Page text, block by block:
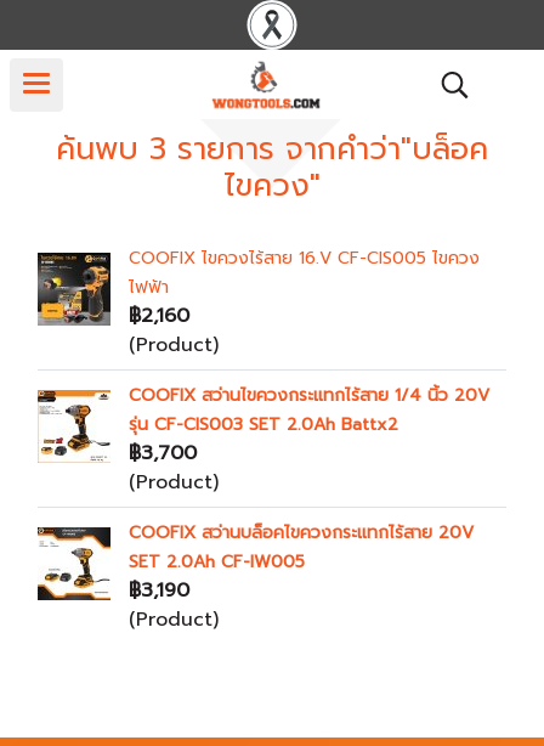
ค้นพบ 3 รายการ จากคำว่า"บล็อค
ไขควง"
COOFIX ไขควงไร้สาย 16.V CF-CIS005 ไขควง
ไฟฟ้า
฿2,160
(Product)
COOFIX สว่านไขควงกระแทกไร้สาย 1/4 นิ้ว 20V
รุ่น CF-CIS003 SET 2.0Ah Battx2
฿3,700
(Product)
COOFIX สว่านบล็อคไขควงกระแทกไร้สาย 20V
SET 2.0Ah CF-IW005
฿3,190
(Product)